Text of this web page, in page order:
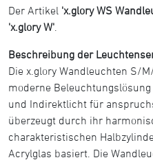
Der Artikel 'x.glory WS
'x.glory W'
Beschreibung der
Die x.glory Wandleuchten S/
moderne
und Indirektlicht für
überzeugt durch ihr
charakteristischen
Acrylglas basiert. Die